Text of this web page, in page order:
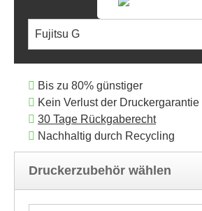
Bis zu 80% günstiger
Kein Verlust der Druckergarantie
30 Tage Rückgaberecht
Nachhaltig durch Recycling
Druckerzubehör wählen